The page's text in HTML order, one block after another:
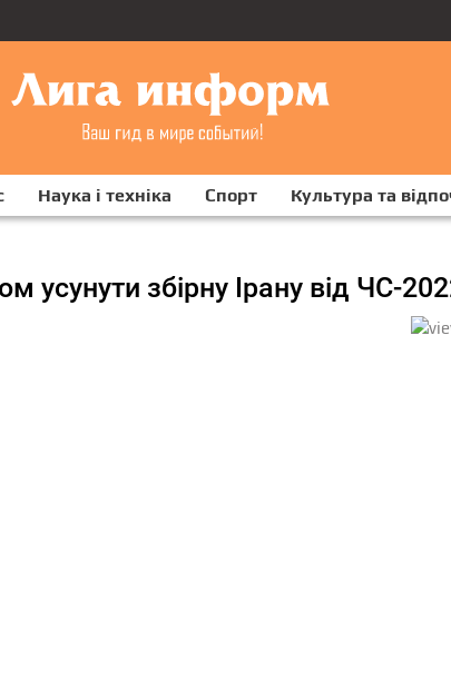
Наука і техніка Спорт Культура та
усунути збірну Ірану від ЧС-